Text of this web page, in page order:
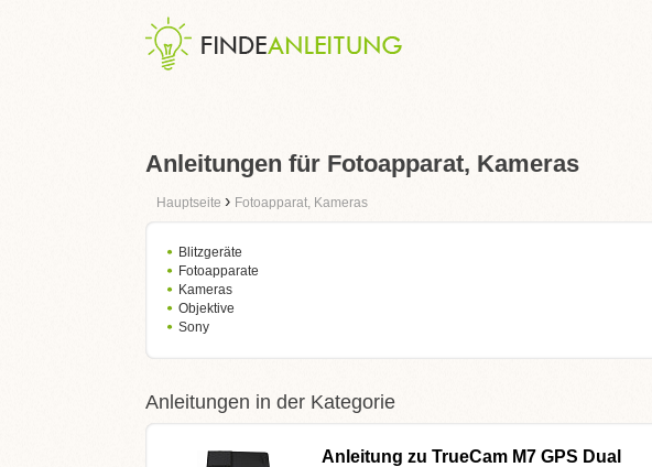
Anleitungen für Fotoapparat, Kameras
Hauptseite › Fotoapparat, Kameras
Blitzgeräte
Fotoapparate
Kameras
Objektive
Sony
Anleitungen in der Kategorie
Anleitung zu TrueCam M7 GPS Dual